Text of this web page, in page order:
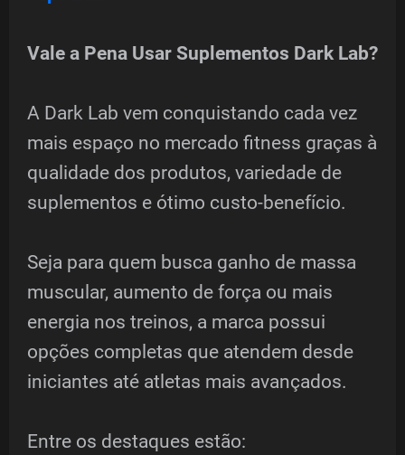
Vale a Pena Usar Suplementos Dark Lab?
A Dark Lab vem conquistando cada vez
mais espaço no mercado fitness graças à
qualidade dos produtos, variedade de
suplementos e ótimo custo-benefício.
Seja para quem busca ganho de massa
muscular, aumento de força ou mais
energia nos treinos, a marca possui
opções completas que atendem desde
iniciantes até atletas mais avançados.
Entre os destaques estão: